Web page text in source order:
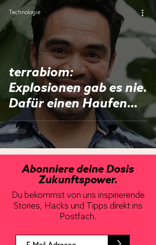
terrabiom:
Explosionen gab es nie.
Dafür einen Haufen
Schaumblasen
Technologie
Abonniere deine Dosis
Zukunftspower.
Du bekommst von uns inspirierende
Stories, Hacks und Tipps direkt ins
Postfach.